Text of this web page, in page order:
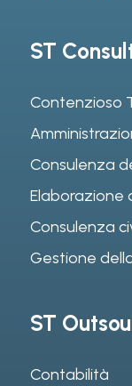
ST
Contenzioso
Consulenza
Elaborazione
Consulenza
Gestione
ST
Contabilità